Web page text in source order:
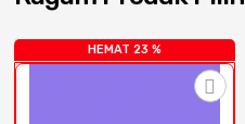
HEMAT 23 %